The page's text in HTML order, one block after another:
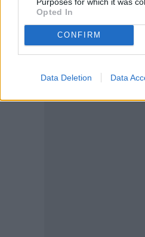
Opted In
CONFIRM
Data Deletion Data
δέσμευσή τους στη
ευκαιρίες και να
βιωματική εμπειρία με